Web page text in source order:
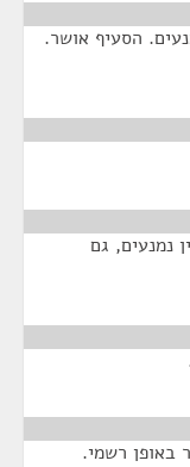
הסעיף אושר.
נמנעים, גם
באופן רשמי.